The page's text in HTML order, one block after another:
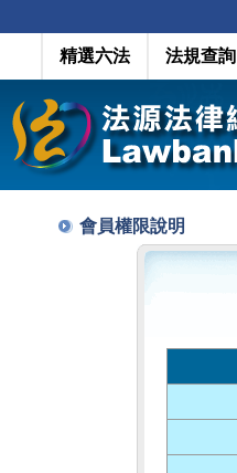
精選六法 法規查詢
會員權限說明